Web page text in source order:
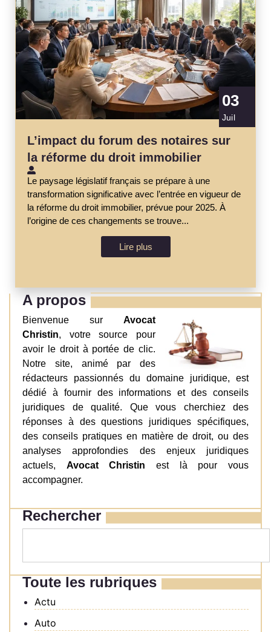
03
Juil
L’impact du forum des notaires sur
la réforme du droit immobilier
Le paysage législatif français se prépare à une
transformation significative avec l’entrée en vigueur de
la réforme du droit immobilier, prévue pour 2025. À
l’origine de ces changements se trouve...
Lire plus
A propos
Bienvenue sur Avocat
Christin, votre source pour
avoir le droit à portée de clic.
Notre site, animé par des
rédacteurs passionnés du domaine juridique, est
dédié à fournir des informations et des conseils
juridiques de qualité. Que vous cherchiez des
réponses à des questions juridiques spécifiques,
des conseils pratiques en matière de droit, ou des
analyses approfondies des enjeux juridiques
actuels, Avocat Christin est là pour vous
accompagner.
Rechercher
Toute les rubriques
Actu
Auto